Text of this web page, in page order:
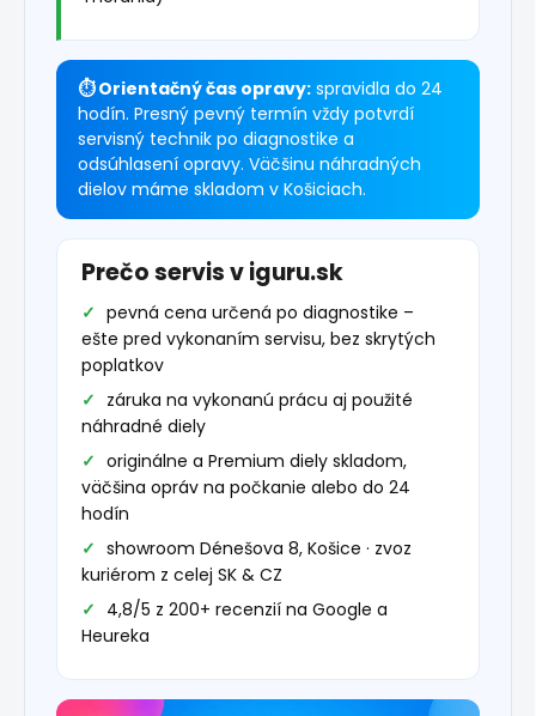
⏱ Orientačný čas opravy: spravidla do 24
hodín. Presný pevný termín vždy potvrdí
servisný technik po diagnostike a
odsúhlasení opravy. Väčšinu náhradných
dielov máme skladom v Košiciach.
Prečo servis v iguru.sk
pevná cena určená po diagnostike –
ešte pred vykonaním servisu, bez skrytých
poplatkov
záruka na vykonanú prácu aj použité
náhradné diely
originálne a Premium diely skladom,
väčšina opráv na počkanie alebo do 24
hodín
showroom Dénešova 8, Košice · zvoz
kuriérom z celej SK & CZ
4,8/5 z 200+ recenzií na Google a
Heureka